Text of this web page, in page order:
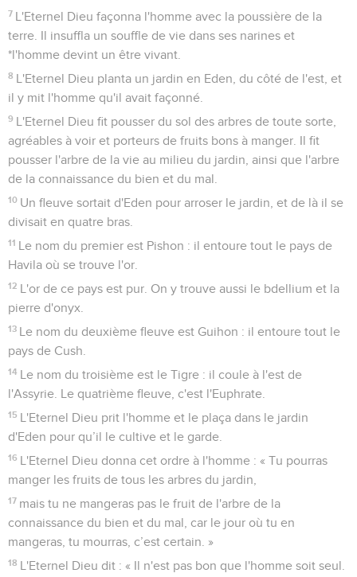
7 L'Eternel Dieu façonna l'homme avec la poussière de la
terre. Il insuffla un souffle de vie dans ses narines et
*l'homme devint un être vivant.
8 L'Eternel Dieu planta un jardin en Eden, du côté de l'est, et
il y mit l'homme qu'il avait façonné.
9 L'Eternel Dieu fit pousser du sol des arbres de toute sorte,
agréables à voir et porteurs de fruits bons à manger. Il fit
pousser l'arbre de la vie au milieu du jardin, ainsi que l'arbre
de la connaissance du bien et du mal.
10 Un fleuve sortait d'Eden pour arroser le jardin, et de là il se
divisait en quatre bras.
11 Le nom du premier est Pishon : il entoure tout le pays de
Havila où se trouve l'or.
12 L'or de ce pays est pur. On y trouve aussi le bdellium et la
pierre d'onyx.
13 Le nom du deuxième fleuve est Guihon : il entoure tout le
pays de Cush.
14 Le nom du troisième est le Tigre : il coule à l'est de
l'Assyrie. Le quatrième fleuve, c'est l'Euphrate.
15 L'Eternel Dieu prit l'homme et le plaça dans le jardin
d'Eden pour qu’il le cultive et le garde.
16 L'Eternel Dieu donna cet ordre à l'homme : « Tu pourras
manger les fruits de tous les arbres du jardin,
17 mais tu ne mangeras pas le fruit de l'arbre de la
connaissance du bien et du mal, car le jour où tu en
mangeras, tu mourras, c’est certain. »
18 L'Eternel Dieu dit : « Il n'est pas bon que l'homme soit seul.